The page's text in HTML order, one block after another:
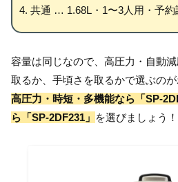
共通 … 1.68L・1〜3人用・予約
容量は同じなので、高圧力・自動
取るか、手頃さを取るかで選ぶのが
高圧力・時短・多機能なら「SP-
ら「SP-2DF231」 を選びましょう！